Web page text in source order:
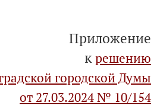
Приложение
крешению
городской Думы
от 27.03.2024 № 10/154